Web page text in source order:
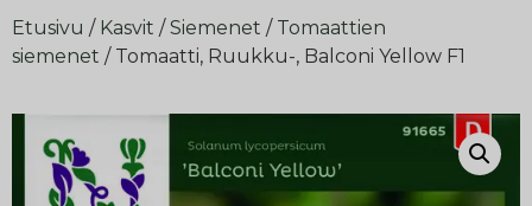
Etusivu / Kasvit /Siemenet / Tomaattien
siemenet / Tomaatti, Ruukku-, Balconi Yellow F1